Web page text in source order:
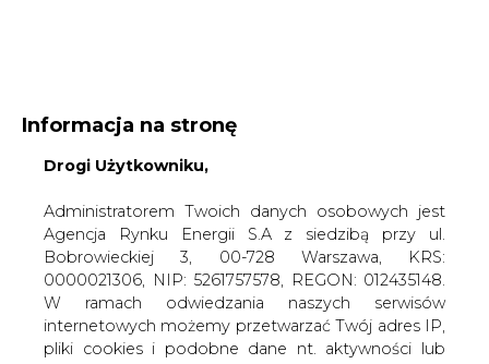
Administratorem Twoich danych osobowych jest
Bobrowieckiej 3, 00-728 Warszawa, KRS:
W ramach odwiedzania naszych serwisów
internetowych możemy przetwarzać Twój adres IP,
pliki cookies i podobne dane nt. aktywności lub
urządzeń użytkownika. Jeżeli dane te pozwalają
zidentyfikować Twoją tożsamość, wówczas będą
traktowane dodatkowo jako dane osobowe
zgodnie z Rozporządzeniem Parlamentu